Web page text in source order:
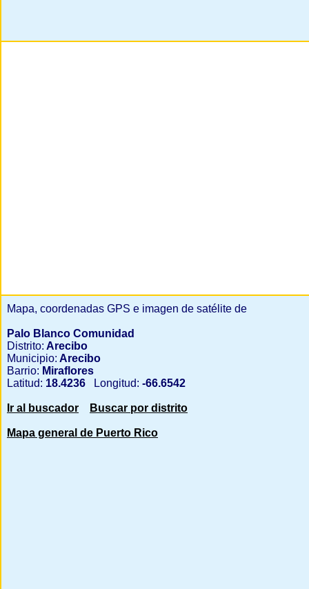
Mapa, coordenadas GPS e imagen de satélite de
Palo Blanco Comunidad
Distrito: Arecibo
Municipio: Arecibo
Barrio: Miraflores
Latitud: 18.4236 Longitud: -66.6542
Ir al buscador Buscar por distrito
Mapa general de Puerto Rico